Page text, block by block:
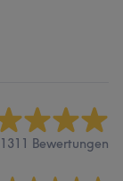
1311 Bewertungen